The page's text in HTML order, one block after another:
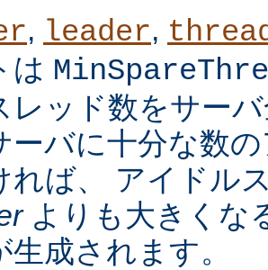
, leader,
は
レッド数をサー
ーバに十分な数
れば、 アイドル
よりも大きくな
生成されます。